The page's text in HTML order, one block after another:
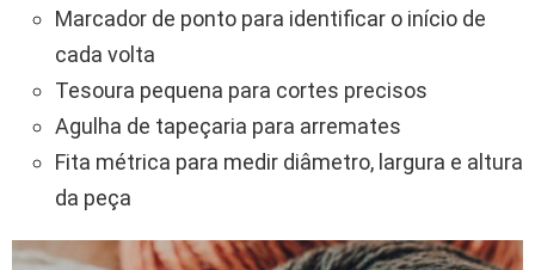
Marcador de ponto para identificar o início de
cada volta
Tesoura pequena para cortes precisos
Agulha de tapeçaria para arremates
Fita métrica para medir diâmetro, largura e altura
da peça